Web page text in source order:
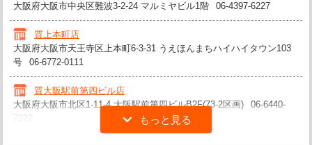
大阪府大阪市中央区難波3-2-24 マルミヤビル1階
06-4397-6227
質上本町店
大阪府大阪市天王寺区上本町6-3-31 うえほんまちハイハイタウン103
号
06-6772-0111
質大阪駅前第四ビル店
大阪府大阪市北区1-11-4 大阪駅前第四ビルB2F(73-2区画)
06-6440-
7222